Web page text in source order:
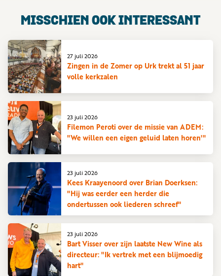
MISSCHIEN OOK INTERESSANT
Zingen in de Zomer op Urk trekt al 51 jaar
volle kerkzalen
27 juli 2026
Filemon Peroti over de missie van ADEM:
"We willen een eigen geluid laten horen'"
23 juli 2026
Kees Kraayenoord over Brian Doerksen:
"Hij was eerder een herder die
ondertussen ook liederen schreef"
23 juli 2026
Bart Visser over zijn laatste New Wine als
directeur: "Ik vertrek met een blijmoedig
hart"
23 juli 2026